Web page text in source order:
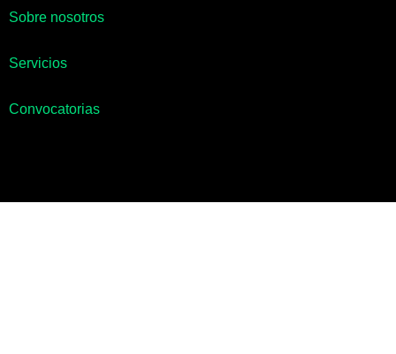
Sobre nosotros
Servicios
Convocatorias